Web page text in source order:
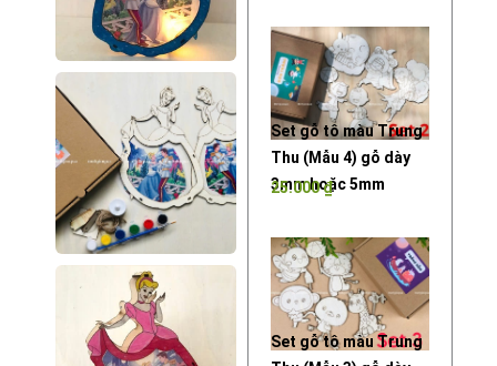
Set gỗ tô màu Trung
Thu (Mẫu 4) gỗ dày
3mm hoặc 5mm
25.000₫
Set gỗ tô màu Trung